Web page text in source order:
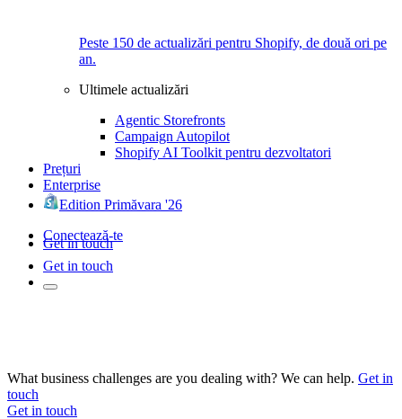
Peste 150 de actualizări pentru Shopify, de două ori pe
an.
Ultimele actualizări
Agentic Storefronts
Campaign Autopilot
Shopify AI Toolkit pentru dezvoltatori
Prețuri
Enterprise
Edition Primăvara '26
Conectează-te
Get in touch
Get in touch
What business challenges are you dealing with? We can help. Get in
touch
Get in touch